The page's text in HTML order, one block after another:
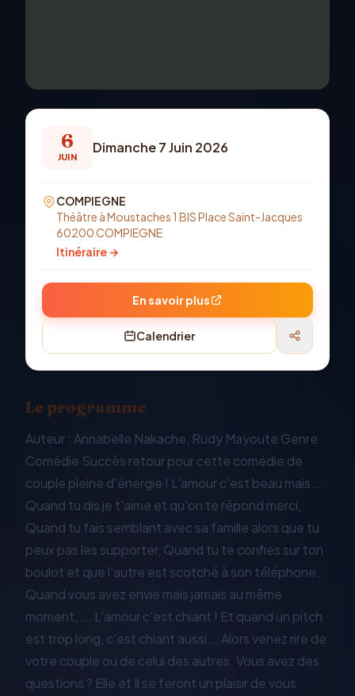
6
JUIN
Dimanche 7 Juin 2026
COMPIEGNE
Théâtre à Moustaches 1 BIS Place Saint-Jacques
60200 COMPIEGNE
Itinéraire →
En savoir plus
Calendrier
Le programme
Auteur : Annabelle Nakache, Rudy Mayoute Genre :
Comédie Succès retour pour cette comédie de
couple pleine d'énergie ! L'amour c'est beau mais ...
Quand tu dis je t'aime et qu'on te répond merci,
Quand tu fais semblant avec sa famille alors que tu
peux pas les supporter, Quand tu te confies sur ton
boulot et que l'autre est scotché à son téléphone,
Quand vous avez envie mais jamais au même
moment, ... L'amour c'est chiant ! Et quand un pitch
est trop long, c'est chiant aussi... Alors venez rire de
votre couple ou de celui des autres. Vous avez des
questions ? Elle et Il se feront un plaisir de vous